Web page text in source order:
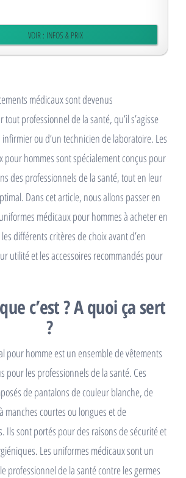
VOIR : INFOS & PRIX
médicaux sont devenus
professionnel de la santé, qu’il s’agisse
ou d’un technicien de laboratoire. Les
pour hommes sont spécialement conçus pour
des professionnels de la santé, tout en leur
Dans cet article, nous allons passer en
médicaux pour hommes à acheter en
différents critères de choix avant d’en
utilité et les accessoires recommandés pour
c’est ? A quoi ça sert
?
pour homme est un ensemble de vêtements
pour les professionnels de la santé. Ces
de pantalons de couleur blanche, de
manches courtes ou longues et de
Ils sont portés pour des raisons de sécurité et
Les uniformes médicaux sont un
professionnel de la santé contre les germes